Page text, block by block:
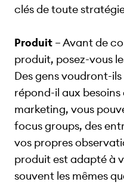
clés de toute
Produit – Avant de
produit, posez-vous
Des gens voudront-
répond-il aux besoins
marketing, vous
focus groups, des
vos propres
produit est adapté à
souvent les mêmes